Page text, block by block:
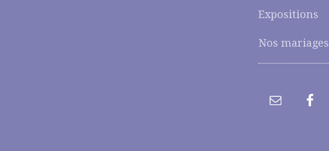
Expositions
Nos mariages